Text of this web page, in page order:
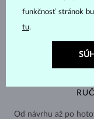
Od návrhu až po
funkčnosť stránok
tu.